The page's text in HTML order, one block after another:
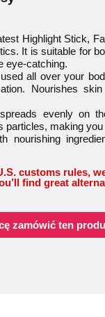
Highlight Stick,
It is suitable for
eye-catching.
all over your
Nourishes
evenly on
particles, making
nourishing
customs rules,
find great
zamówić ten